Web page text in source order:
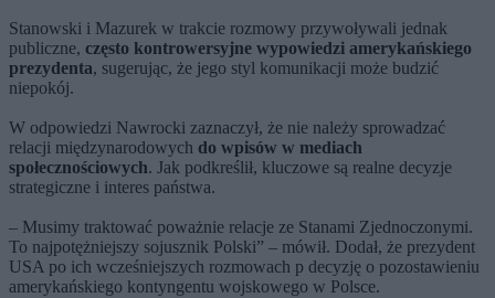
Stanowski i Mazurek w trakcie rozmowy przywoływali jednak
publiczne, często kontrowersyjne wypowiedzi amerykańskiego
prezydenta, sugerując, że jego styl komunikacji może budzić
niepokój.
W odpowiedzi Nawrocki zaznaczył, że nie należy sprowadzać
relacji międzynarodowych do wpisów w mediach
społecznościowych. Jak podkreślił, kluczowe są realne decyzje
strategiczne i interes państwa.
– Musimy traktować poważnie relacje ze Stanami Zjednoczonymi.
To najpotężniejszy sojusznik Polski” – mówił. Dodał, że prezydent
USA po ich wcześniejszych rozmowach p decyzję o pozostawieniu
amerykańskiego kontyngentu wojskowego w Polsce.